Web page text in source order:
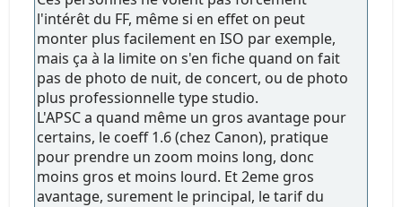
l'intérêt du FF, même si en effet on peut
monter plus facilement en ISO par exemple,
mais ça à la limite on s'en fiche quand on fait
pas de photo de nuit, de concert, ou de photo
plus professionnelle type studio.
L'APSC a quand même un gros avantage pour
certains, le coeff 1.6 (chez Canon), pratique
pour prendre un zoom moins long, donc
moins gros et moins lourd. Et 2eme gros
avantage, surement le principal, le tarif du